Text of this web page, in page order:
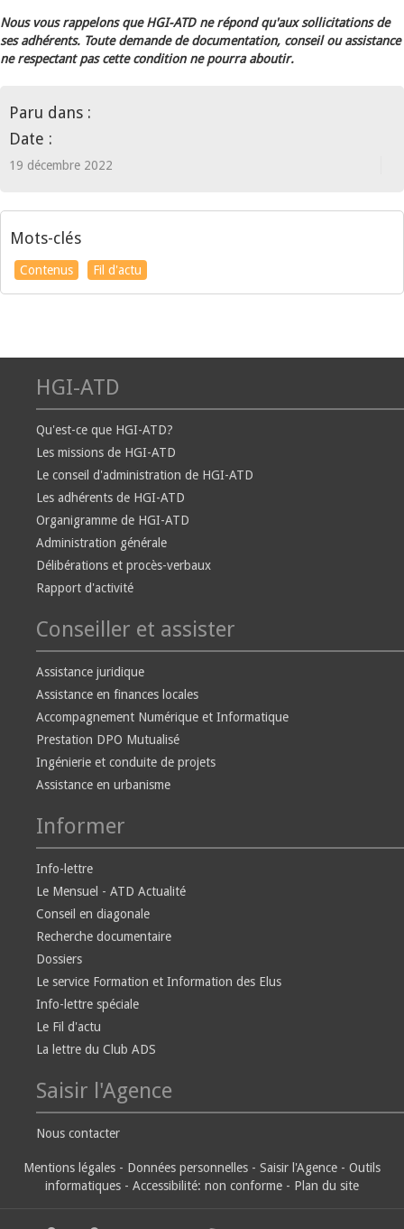
Nous vous rappelons que HGI-ATD ne répond qu'aux sollicitations de
ses adhérents. Toute demande de documentation, conseil ou assistance
ne respectant pas cette condition ne pourra aboutir.
Paru dans :
Date :
19 décembre 2022
Mots-clés
Contenus Fil d'actu
HGI-ATD
Qu'est-ce que HGI-ATD?
Les missions de HGI-ATD
Le conseil d'administration de HGI-ATD
Les adhérents de HGI-ATD
Organigramme de HGI-ATD
Administration générale
Délibérations et procès-verbaux
Rapport d'activité
Conseiller et assister
Assistance juridique
Assistance en finances locales
Accompagnement Numérique et Informatique
Prestation DPO Mutualisé
Ingénierie et conduite de projets
Assistance en urbanisme
Informer
Info-lettre
Le Mensuel - ATD Actualité
Conseil en diagonale
Recherche documentaire
Dossiers
Le service Formation et Information des Elus
Info-lettre spéciale
Le Fil d'actu
La lettre du Club ADS
Saisir l'Agence
Nous contacter
Mentions légales - Données personnelles - Saisir l'Agence - Outils
informatiques - Accessibilité: non conforme - Plan du site